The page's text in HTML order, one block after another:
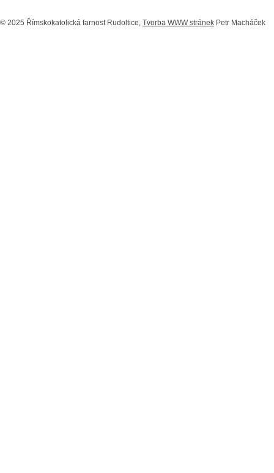
© 2025 Římskokatolická farnost Rudoltice, Tvorba WWW stránek Petr Macháček